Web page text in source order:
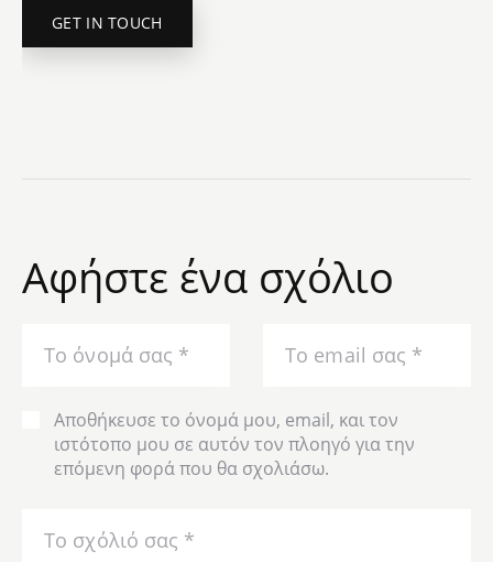
Αφήστε ένα σχόλιο
Αποθήκευσε το όνομά μου, email, και τον
ιστότοπο μου σε αυτόν τον πλοηγό για την
επόμενη φορά που θα σχολιάσω.